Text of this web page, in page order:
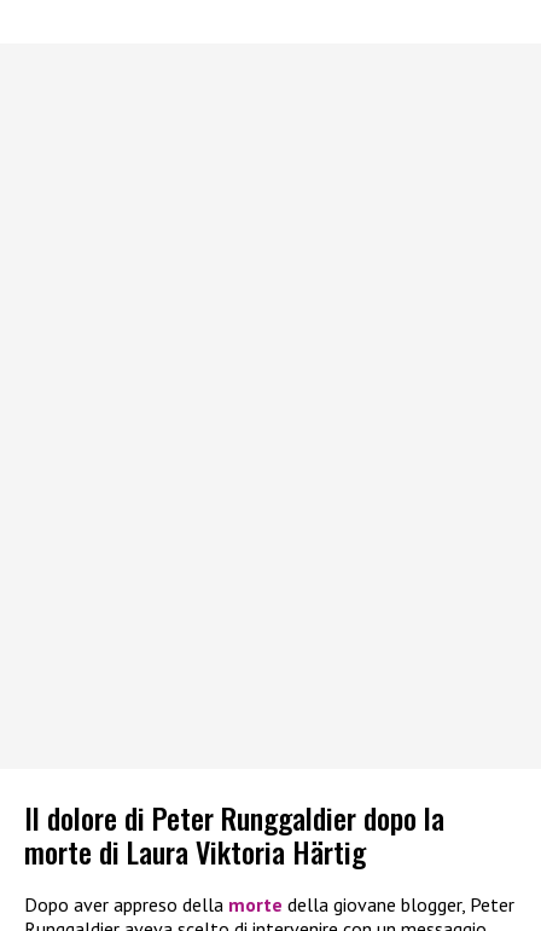
Il dolore di Peter Runggaldier dopo la
morte di Laura Viktoria Härtig
Dopo aver appreso della morte della giovane blogger, Peter